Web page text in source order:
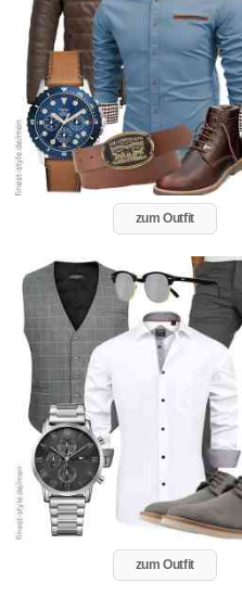
zum Outfit
zum Outfit